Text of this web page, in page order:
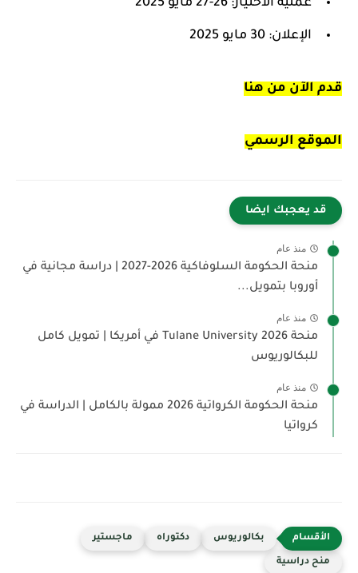
عملية الاختيار: 26-27 مايو 2025
الإعلان: 30 مايو 2025
قدم الآن من هنا
الموقع الرسمي
قد يعجبك ايضا
منذ عام
منحة الحكومة السلوفاكية 2026-2027 | دراسة مجانية في
أوروبا بتمويل...
منذ عام
منحة Tulane University 2026 في أمريكا | تمويل كامل
للبكالوريوس
منذ عام
منحة الحكومة الكرواتية 2026 ممولة بالكامل | الدراسة في
كرواتيا
بكالوريوس دكتوراه ماجستير
منح دراسية